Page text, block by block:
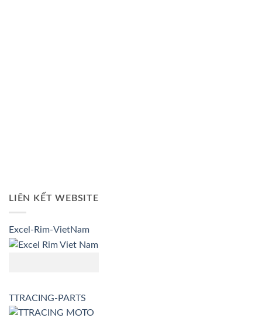
LIÊN KẾT WEBSITE
Excel-Rim-VietNam
TTRACING-PARTS